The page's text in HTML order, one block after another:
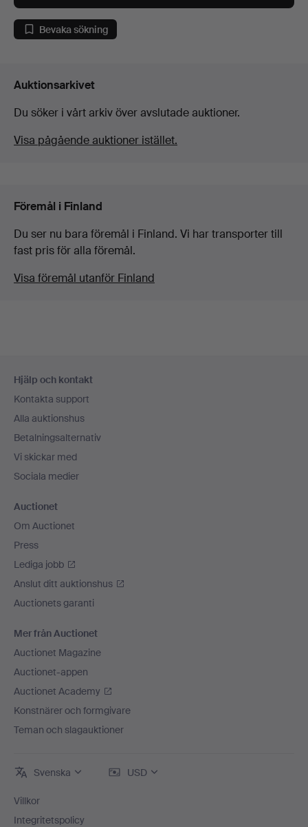
Bevaka sökning
Auktionsarkivet
Du söker i vårt arkiv över avslutade auktioner.
Visa pågående auktioner istället.
Föremål i Finland
Du ser nu bara föremål i Finland. Vi har transporter till
fast pris för alla föremål.
Visa föremål utanför Finland
Hjälp och kontakt
Kontakta support
Alla auktionshus
Betalningsalternativ
Vi skickar med
Sociala medier
Auctionet
Om Auctionet
Press
Lediga jobb
Anslut ditt auktionshus
Auctionets garanti
Mer från Auctionet
Auctionet Magazine
Auctionet-appen
Auctionet Academy
Konstnärer och formgivare
Teman och slagauktioner
Svenska USD
Villkor
Integritetspolicy